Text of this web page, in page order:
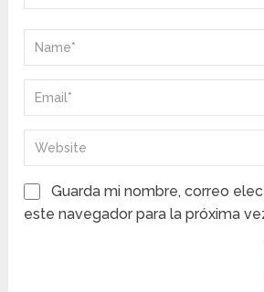
Guarda mi nombre, correo
este navegador para la próxima